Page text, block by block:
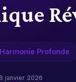
Profonde
8 janvier 2026